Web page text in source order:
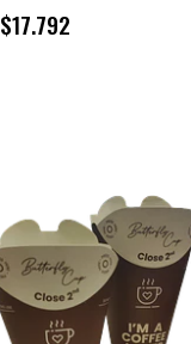
$17.792